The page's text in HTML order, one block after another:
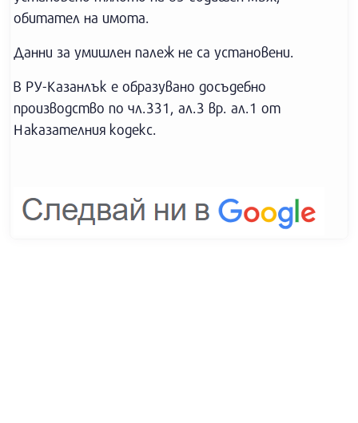
обитател на имота.
Данни за умишлен палеж не са установени.
В РУ-Казанлък е образувано досъдебно
производство по чл.331, ал.3 вр. ал.1 от
Наказателния кодекс.